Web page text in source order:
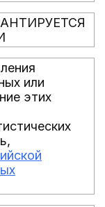
или
этих